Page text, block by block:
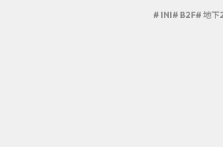
# INI# B2F# 地下